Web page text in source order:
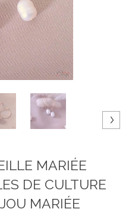
MARIÉE
DE CULTURE
MARIÉE